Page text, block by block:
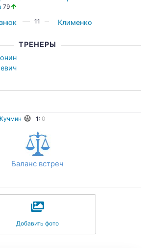
79
11 Клименко
ТРЕНЕРЫ
Кучмин 1: 0
Баланс встреч
Добавить фото